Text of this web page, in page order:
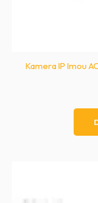
Kamera IP Imou